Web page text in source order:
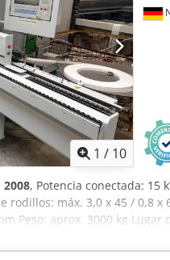
1 / 10
2008, Potencia conectada: 15
rodillos: máx. 3,0 x 45 / 0,8
Peso: aprox. 3000 kg